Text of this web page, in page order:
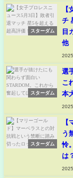
スターダム
【
チ
目
他
スターダム
選
こ
本
スターダム
【
う
怜
は